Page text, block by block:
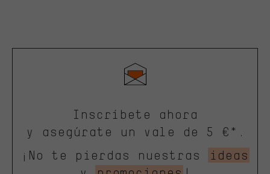
Inscríbete ahora
y asegúrate un vale de 5 €*.
¡No te pierdas nuestras
ideas